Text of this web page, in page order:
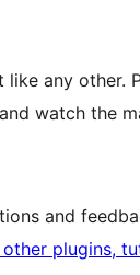
like any other.
watch the
and
plugins,